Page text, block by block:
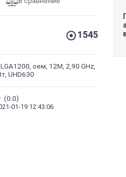
1545
оем, 12M, 2,90 GHz,
UHD630
(0.0)
01-19 12:43:06